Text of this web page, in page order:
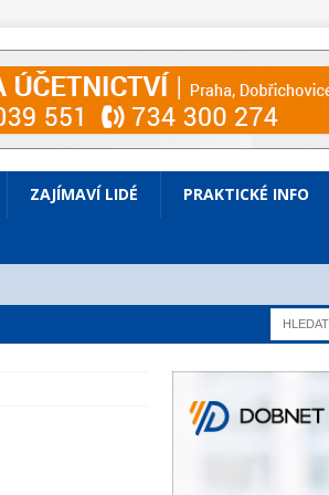
ZAJÍMAVÍ LIDÉ PRAKTICKÉ INFO